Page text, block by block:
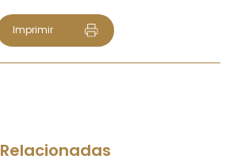
Imprimir
Relacionadas